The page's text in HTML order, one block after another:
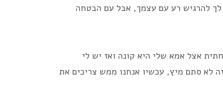
להרגיש רע עם עצמך, אבל עם הבטחה
אצל אמא שלי היא קונה ואז יש לי
לא סתם מיץ, עכשיו אנחנו ממש צריכים את